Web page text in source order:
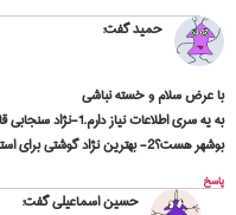
حمیدگفت:
با عرض سلام و خسته نباشی
به یه سری اطلاعات
بوشهر هست؟2- بهترین نژاد گوشتی برای استان بوشهر چه نوع نژادی میباشد؟
پاسخ
حسین اسماعیلیگفت: